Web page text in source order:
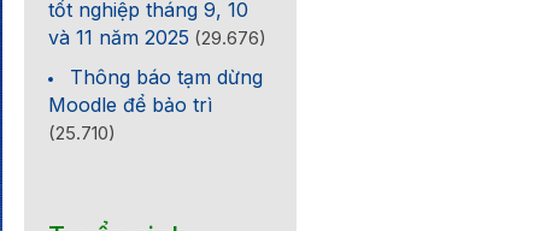
tốt nghiệp tháng 9, 10
và 11 năm 2025 (29.676)
Thông báo tạm dừng
Moodle để bảo trì
(25.710)